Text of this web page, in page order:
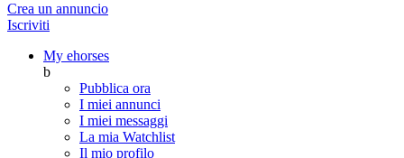
Crea un annuncio
Iscriviti
My ehorses
b
Pubblica ora
I miei annunci
I miei messaggi
La mia Watchlist
Il mio profilo